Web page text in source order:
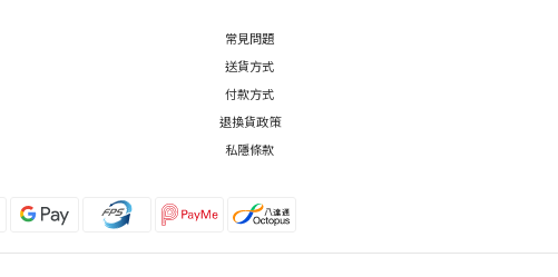
常見問題
送貨方式
付款方式
退換貨政策
私隱條款